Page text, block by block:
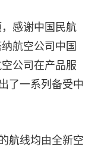
感谢中国民航
航空公司中国
公司在产品服
了一系列备受中
航线均由全新空